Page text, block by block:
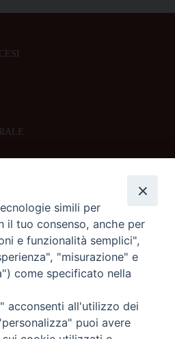
ORE
simili per
il tuo consenso, anche per
e funzionalità semplici",
"misurazione" e
come specificato nella
acconsenti all'utilizzo dei
puoi avere